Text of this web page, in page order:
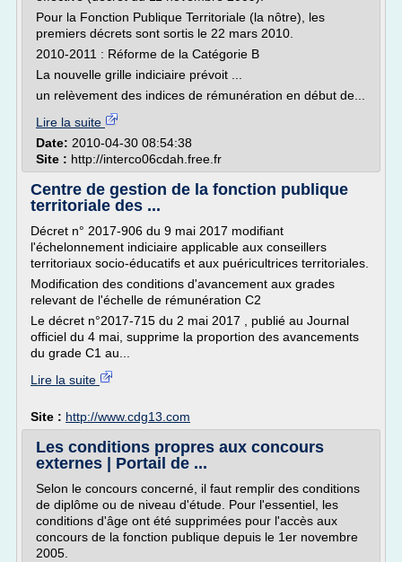
Pour la Fonction Publique Territoriale (la nôtre), les
premiers décrets sont sortis le 22 mars 2010.
2010-2011 : Réforme de la Catégorie B
La nouvelle grille indiciaire prévoit ...
un relèvement des indices de rémunération en début de...
Lire la suite
Date: 2010-04-30 08:54:38
Site : http://interco06cdah.free.fr
Centre de gestion de la fonction publique
territoriale des ...
Décret n° 2017-906 du 9 mai 2017 modifiant
l'échelonnement indiciaire applicable aux conseillers
territoriaux socio-éducatifs et aux puéricultrices territoriales.
Modification des conditions d'avancement aux grades
relevant de l'échelle de rémunération C2
Le décret n°2017-715 du 2 mai 2017 , publié au Journal
officiel du 4 mai, supprime la proportion des avancements
du grade C1 au...
Lire la suite
Site : http://www.cdg13.com
Les conditions propres aux concours
externes | Portail de ...
Selon le concours concerné, il faut remplir des conditions
de diplôme ou de niveau d'étude. Pour l'essentiel, les
conditions d'âge ont été supprimées pour l'accès aux
concours de la fonction publique depuis le 1er novembre
2005.